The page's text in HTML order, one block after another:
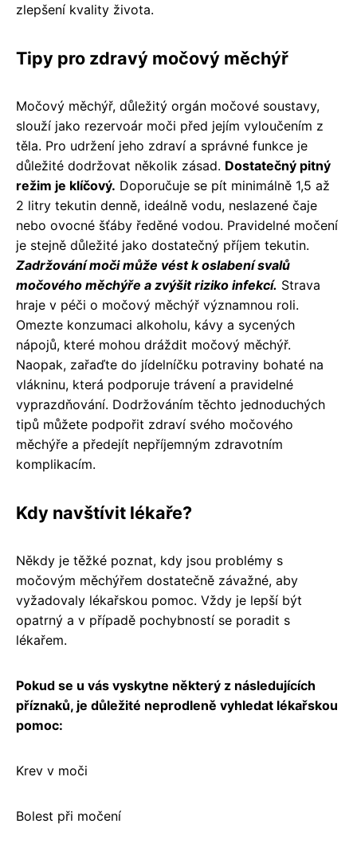
zlepšení kvality života.
Tipy pro zdravý močový měchýř
Močový měchýř, důležitý orgán močové soustavy,
slouží jako rezervoár moči před jejím vyloučením z
těla. Pro udržení jeho zdraví a správné funkce je
důležité dodržovat několik zásad. Dostatečný pitný
režim je klíčový. Doporučuje se pít minimálně 1,5 až
2 litry tekutin denně, ideálně vodu, neslazené čaje
nebo ovocné šťáby ředěné vodou. Pravidelné močení
je stejně důležité jako dostatečný příjem tekutin.
Zadržování moči může vést k oslabení svalů
močového měchýře a zvýšit riziko infekcí. Strava
hraje v péči o močový měchýř významnou roli.
Omezte konzumaci alkoholu, kávy a sycených
nápojů, které mohou dráždit močový měchýř.
Naopak, zařaďte do jídelníčku potraviny bohaté na
vlákninu, která podporuje trávení a pravidelné
vyprazdňování. Dodržováním těchto jednoduchých
tipů můžete podpořit zdraví svého močového
měchýře a předejít nepříjemným zdravotním
komplikacím.
Kdy navštívit lékaře?
Někdy je těžké poznat, kdy jsou problémy s
močovým měchýřem dostatečně závažné, aby
vyžadovaly lékařskou pomoc. Vždy je lepší být
opatrný a v případě pochybností se poradit s
lékařem.
Pokud se u vás vyskytne některý z následujících
příznaků, je důležité neprodleně vyhledat lékařskou
pomoc:
Krev v moči
Bolest při močení